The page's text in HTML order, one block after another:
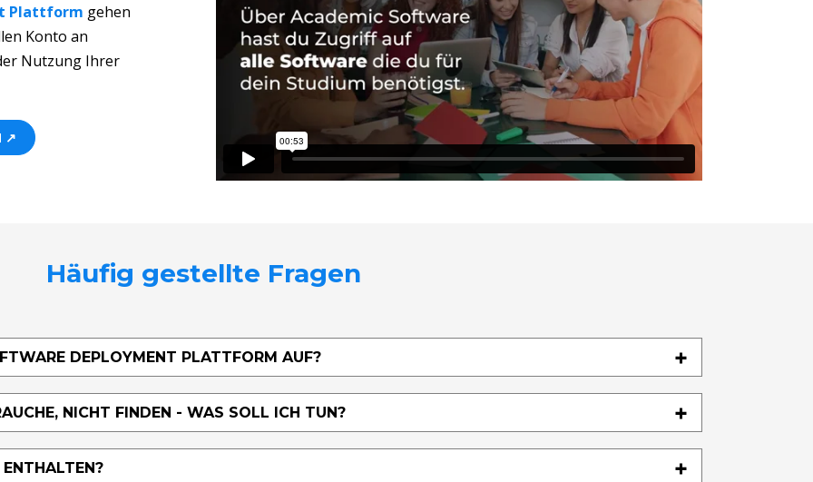
Plattform gehen
Konto an
Nutzung Ihrer
↗
Häufig gestellte Fragen
DEPLOYMENT PLATTFORM AUF?
NICHT FINDEN - WAS SOLL ICH TUN?